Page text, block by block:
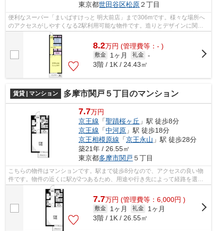
東京都世田谷区松原２丁目
便利なスーパー「まいばすけっと 明大前店」まで306mです。様々な場所へ
のアクセスがしやすくなる2駅利用可能な物件です。造りとデザインに関し
て、自信をもって情報を提供できるマン...
8.2万円 (管理費等：- )
敷金 1ヶ月 礼金 -
3階 / 1K / 24.43㎡
賃貸 | マンション 多摩市関戸５丁目のマンション
7.7万円
京王線 「聖蹟桜ヶ丘 」駅 徒歩8分
京王線 「中河原 」駅 徒歩18分
京王相模原線 「京王永山 」駅 徒歩28分
築21年 / 26.55㎡
東京都多摩市関戸 ５丁目
こちらの物件はマンションです。駅まで徒歩8分なので、アクセスの良い物
件です。物件の近くに駅が2つあるため、用途や行き先によって経路を選べ
ます。できるだけ早めに不動産情報を集...
7.7万円 (管理費等：6,000円 )
敷金 1ヶ月 礼金
1ヶ月
3階 / 1K / 26.55㎡